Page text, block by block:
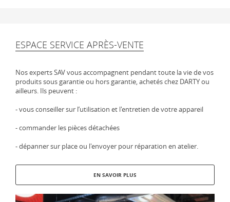
ESPACE SERVICE APRÈS-VENTE
Nos experts SAV vous accompagnent pendant toute la vie de vos
produits sous garantie ou hors garantie, achetés chez DARTY ou
ailleurs. Ils peuvent :
- vous conseiller sur l’utilisation et l'entretien de votre appareil
- commander les pièces détachées
- dépanner sur place ou l'envoyer pour réparation en atelier.
EN SAVOIR PLUS